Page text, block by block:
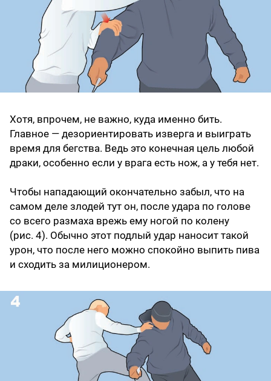
Хотя, впрочем, не важно, куда именно бить.
Главное — дезориентировать изверга и выиграть
время для бегства. Ведь это конечная цель любой
драки, особенно если у врага есть нож, а у тебя нет.
Чтобы нападающий окончательно забыл, что на
самом деле злодей тут он, после удара по голове
со всего размаха врежь ему ногой по колену
(рис. 4). Обычно этот подлый удар наносит такой
урон, что после него можно спокойно выпить пива
и сходить за милиционером.